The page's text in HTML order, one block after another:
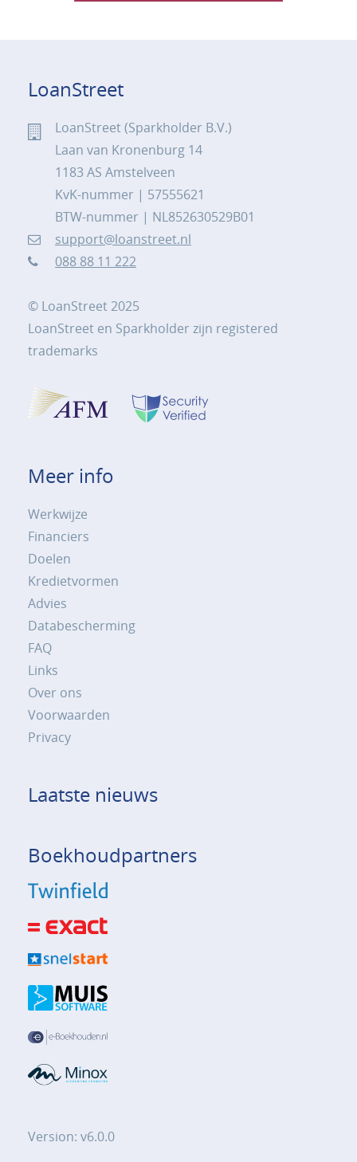
LoanStreet
LoanStreet (Sparkholder B.V.)
Laan van Kronenburg 14
1183 AS Amstelveen
KvK-nummer | 57555621
BTW-nummer | NL852630529B01
support@loanstreet.nl
088 88 11 222
© LoanStreet 2025
LoanStreet en Sparkholder zijn registered
trademarks
Meer info
Werkwijze
Financiers
Doelen
Kredietvormen
Advies
Databescherming
FAQ
Links
Over ons
Voorwaarden
Privacy
Laatste nieuws
Boekhoudpartners
Version: v6.0.0